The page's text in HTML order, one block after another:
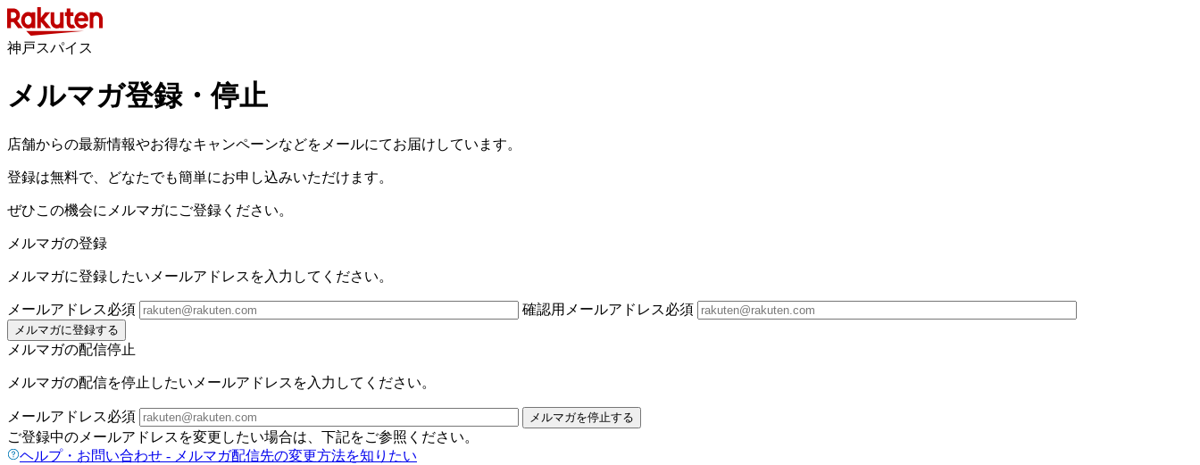
神戸スパイス
メルマガ登録・停止
店舗からの最新情報やお得なキャンペーンなどをメールにてお届けしています。
登録は無料で、どなたでも簡単にお申し込みいただけます。
ぜひこの機会にメルマガにご登録ください。
メルマガの登録
メルマガに登録したいメールアドレスを入力してください。
メールアドレス必須 確認用メールアドレス必須
メルマガに登録する
メルマガの配信停止
メルマガの配信を停止したいメールアドレスを入力してください。
メールアドレス必須 メルマガを停止する
ご登録中のメールアドレスを変更したい場合は、下記をご参照ください。
ヘルプ・お問い合わせ - メルマガ配信先の変更方法を知りたい